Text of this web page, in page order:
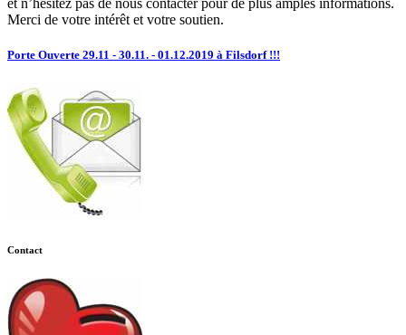
et n’hésitez pas de nous contacter pour de plus amples informations.
Merci de votre intérêt et votre soutien.
Porte Ouverte 29.11 - 30.11. - 01.12.2019 à Filsdorf !!!
Contact